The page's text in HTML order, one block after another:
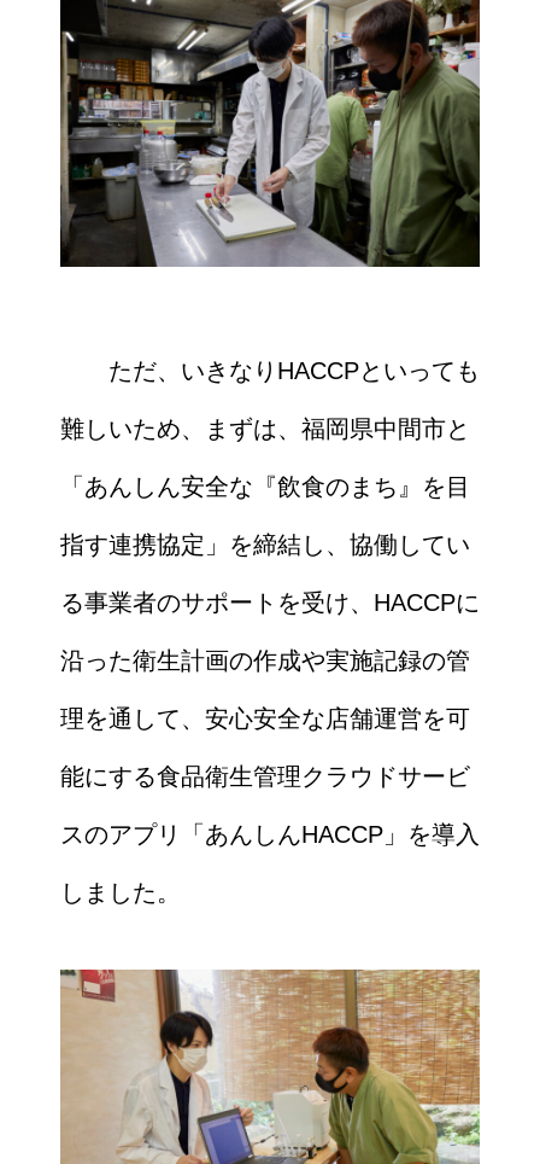
ただ、いきなりHACCPといっても
難しいため、まずは、福岡県中間市と
「あんしん安全な『飲食のまち』を目
指す連携協定」を締結し、協働してい
る事業者のサポートを受け、HACCPに
沿った衛生計画の作成や実施記録の管
理を通して、安心安全な店舗運営を可
能にする食品衛生管理クラウドサービ
スのアプリ「あんしんHACCP」を導入
しました。